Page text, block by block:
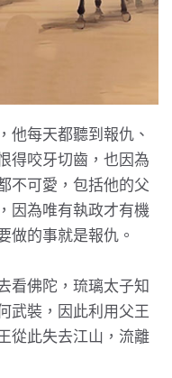
他每天都聽到報仇、
得咬牙切齒，也因為
不可愛，包括他的父
因為唯有執政才有機
做的事就是報仇。
看佛陀，琉璃太子知
武裝，因此利用父王
從此失去江山，流離